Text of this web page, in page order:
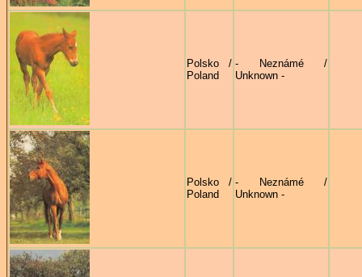
Polsko /
Poland
- Neznámé /
Unknown -
Polsko /
Poland
- Neznámé /
Unknown -